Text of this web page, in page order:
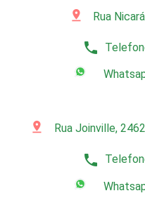
pin_drop Rua
phone
pin_drop Rua Joinville,
phone